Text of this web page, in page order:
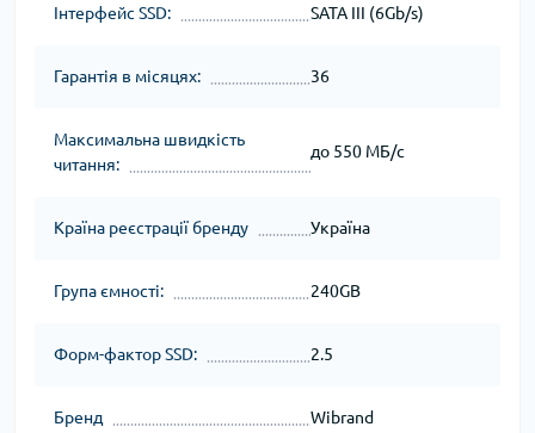
Інтерфейс SSD: SATA III (6Gb/s)
Гарантія в місяцях: 36
Максимальна швидкість
читання:
до 550 МБ/с
Країна реєстрації бренду Україна
Група ємності: 240GB
Форм-фактор SSD: 2.5
Бренд Wibrand